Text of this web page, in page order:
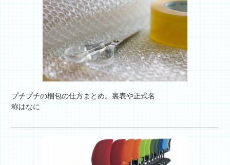
プチプチの梱包の仕方まとめ。裏表や正式名
称はなに